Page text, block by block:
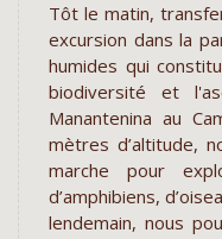
Tôt le matin,
excursion dans la
humides qui
biodiversité et
Manantenina au
mètres d’altitude,
marche pour
d’amphibiens,
lendemain, nous